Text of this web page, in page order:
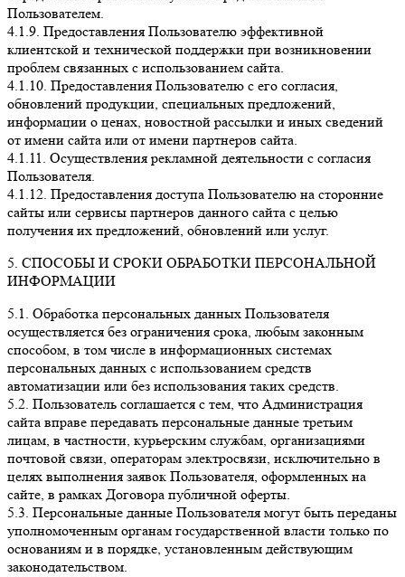
Пользователем.
4.1.9. Предоставления Пользователю эффективной
клиентской и технической поддержки при возникновении
проблем связанных с использованием сайта.
4.1.10. Предоставления Пользователю с его согласия,
обновлений продукции, специальных предложений,
информации о ценах, новостной рассылки и иных сведений
от имени сайта или от имени партнеров сайта.
4.1.11. Осуществления рекламной деятельности с согласия
Пользователя.
4.1.12. Предоставления доступа Пользователю на сторонние
сайты или сервисы партнеров данного сайта с целью
получения их предложений, обновлений или услуг.
5. СПОСОБЫ И СРОКИ ОБРАБОТКИ ПЕРСОНАЛЬНОЙ
ИНФОРМАЦИИ
5.1. Обработка персональных данных Пользователя
осуществляется без ограничения срока, любым законным
способом, в том числе в информационных системах
персональных данных с использованием средств
автоматизации или без использования таких средств.
5.2. Пользователь соглашается с тем, что Администрация
сайта вправе передавать персональные данные третьим
лицам, в частности, курьерским службам, организациями
почтовой связи, операторам электросвязи, исключительно в
целях выполнения заявок Пользователя, оформленных на
сайте, в рамках Договора публичной оферты.
5.3. Персональные данные Пользователя могут быть переданы
уполномоченным органам государственной власти только по
основаниям и в порядке, установленным действующим
законодательством.